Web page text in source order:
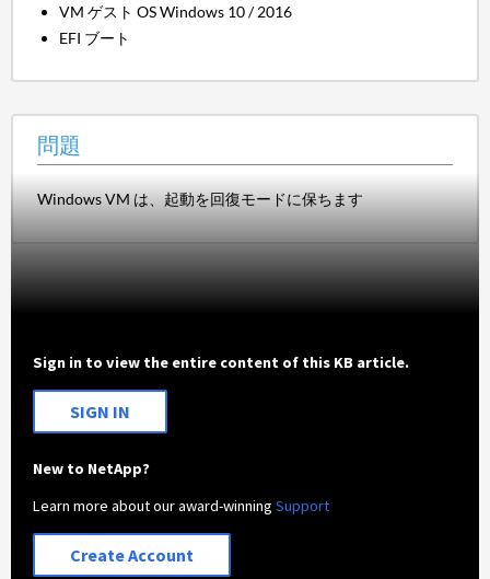
VM ゲスト OS Windows 10 / 2016
EFI ブート
問題
Windows VM は、起動を回復モードに保ちます
Sign in to view the entire content of this KB article.
SIGN IN
New to NetApp?
Learn more about our award-winningSupport
Create Account